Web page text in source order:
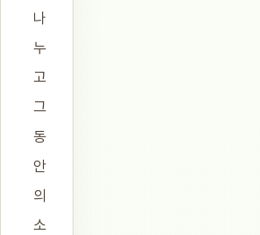
나
누
고
그
동
안
의
소